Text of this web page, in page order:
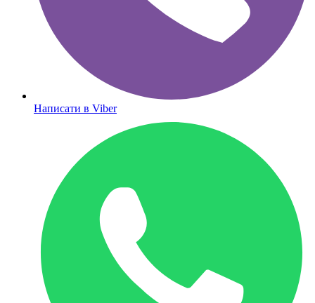
Написати в Viber